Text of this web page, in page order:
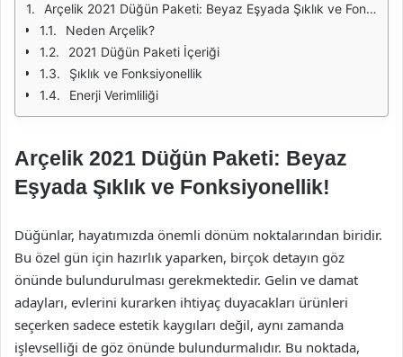
Arçelik 2021 Düğün Paketi: Beyaz Eşyada Şıklık ve Fonksiyonellik!
Neden Arçelik?
2021 Düğün Paketi İçeriği
Şıklık ve Fonksiyonellik
Enerji Verimliliği
Arçelik 2021 Düğün Paketi: Beyaz
Eşyada Şıklık ve Fonksiyonellik!
Düğünlar, hayatımızda önemli dönüm noktalarından biridir.
Bu özel gün için hazırlık yaparken, birçok detayın göz
önünde bulundurulması gerekmektedir. Gelin ve damat
adayları, evlerini kurarken ihtiyaç duyacakları ürünleri
seçerken sadece estetik kaygıları değil, aynı zamanda
işlevselliği de göz önünde bulundurmalıdır. Bu noktada,